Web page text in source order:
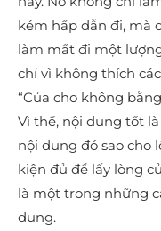
kém hấp dẫn đi, mà
làm mất đi một
chỉ vì không thích
“Của cho không
Vì thế, nội dung tốt
nội dung đó sao cho
kiện đủ để lấy lòng
là một trong những
dung.